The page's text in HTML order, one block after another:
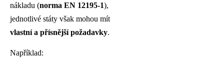
nákladu (norma EN 12195-1),
jednotlivé státy však mohou mít
vlastní a přísnější požadavky.
Například: